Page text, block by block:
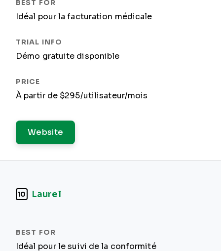
Idéal pour la facturation médicale
Démo gratuite disponible
À partir de $295/utilisateur/mois
Website
10 Laurel
Idéal pour le suivi de la conformité